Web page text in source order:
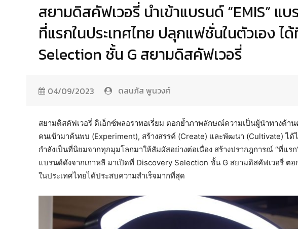
สยามดิสคัฟเวอรี่ นำเข้าแบรนด์ “EMIS” แ
ที่แรกในประเทศไทย ปลุกแฟชั่นในตัวเอง ไ
Selection ชั้น G สยามดิสคัฟเวอรี่
04/09/2023 ดลนภัส พูนวงศ์
สยามดิสคัฟเวอรี่ ดิเอ็กซ์พลอราทอเรี่ยม ตอกย้ำภาพลักษณ์ความเป็นผู้นำทางด้า
คนเข้ามาค้นพบ (Experiment), สร้างสรรค์ (Create) และพัฒนา (Cultivate) ไ
กำลังเป็นที่นิยมจากทุกมุมโลกมาให้สัมผัสอย่างต่อเนื่อง สร้างปรากฎการณ์ “ที่แรก
แบรนด์ดังจากเกาหลี มาเปิดที่ Discovery Selection ชั้น G สยามดิสคัฟเวอรี่ ตอ
ในประเทศไทยได้ประสบความสำเร็จมากที่สุด